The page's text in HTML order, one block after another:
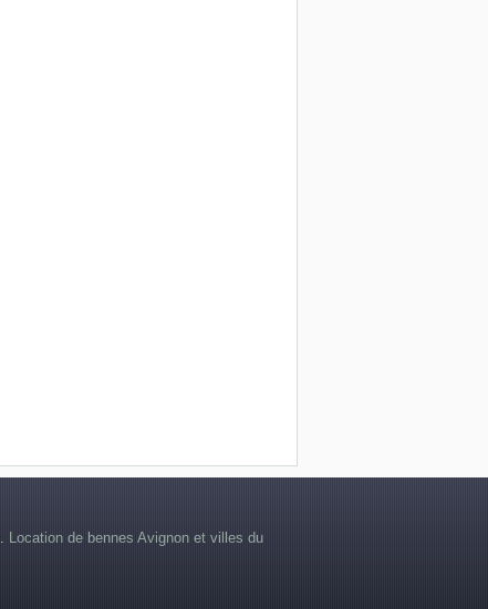
. Location de bennes Avignon et villes du